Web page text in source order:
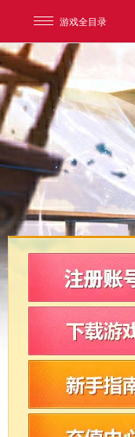
游戏全目录
网易
游戏
我的足迹： 新